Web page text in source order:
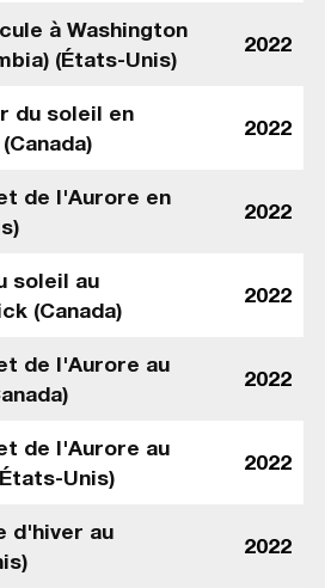
à Washington
(États-Unis)
2022
du soleil en
2022
de l'Aurore en
2022
soleil au
(Canada)
2022
de l'Aurore au
2022
de l'Aurore au
Unis)
2022
d'hiver au
2022